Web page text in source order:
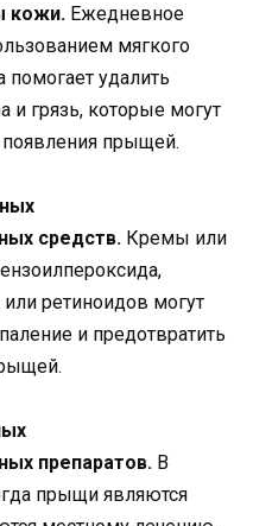
кожи. Ежедневное
мягкого
удалить
и грязь, которые могут
прыщей.
средств. Кремы или
ретиноидов могут
и предотвратить
препаратов. В
прыщи являются